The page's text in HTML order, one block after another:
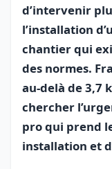
d’intervenir
l’installation
chantier qui
des normes.
au‑delà de 3,7
chercher
pro qui prend
installation et